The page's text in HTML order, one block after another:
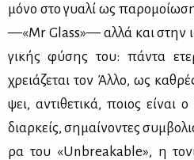
μό­νο στο γυα­λί ως
—«Mr Glass»— αλ­λά και στην
γι­κής φύ­σης του: πά­ντα
χρειά­ζε­ται τον Άλ­λο, ως
ψει, αντι­θε­τι­κά, ποιος εί­ναι
διαρ­κείς, ση­μαί­νο­ντες
ρα του «Unbreakable», η